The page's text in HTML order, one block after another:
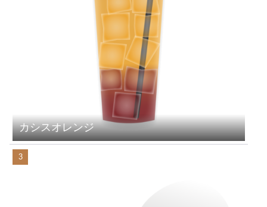
カシスオレンジ